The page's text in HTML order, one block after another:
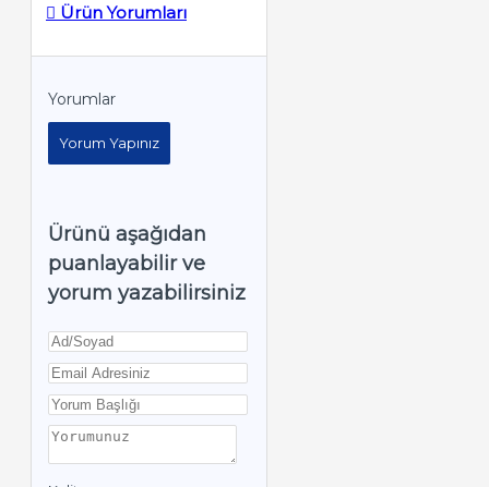
Ürün Yorumları
Yorumlar
Yorum Yapınız
Ürünü aşağıdan
puanlayabilir ve
yorum yazabilirsiniz